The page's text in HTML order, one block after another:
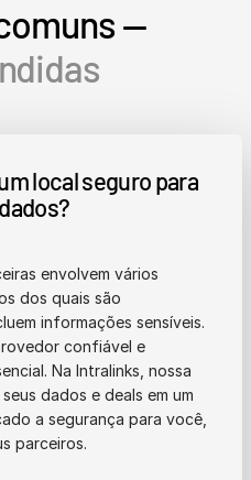
—
local seguro para
envolvem vários
dos quais são
informações sensíveis.
confiável e
Na Intralinks, nossa
dados e deals em um
a segurança para você,
parceiros.